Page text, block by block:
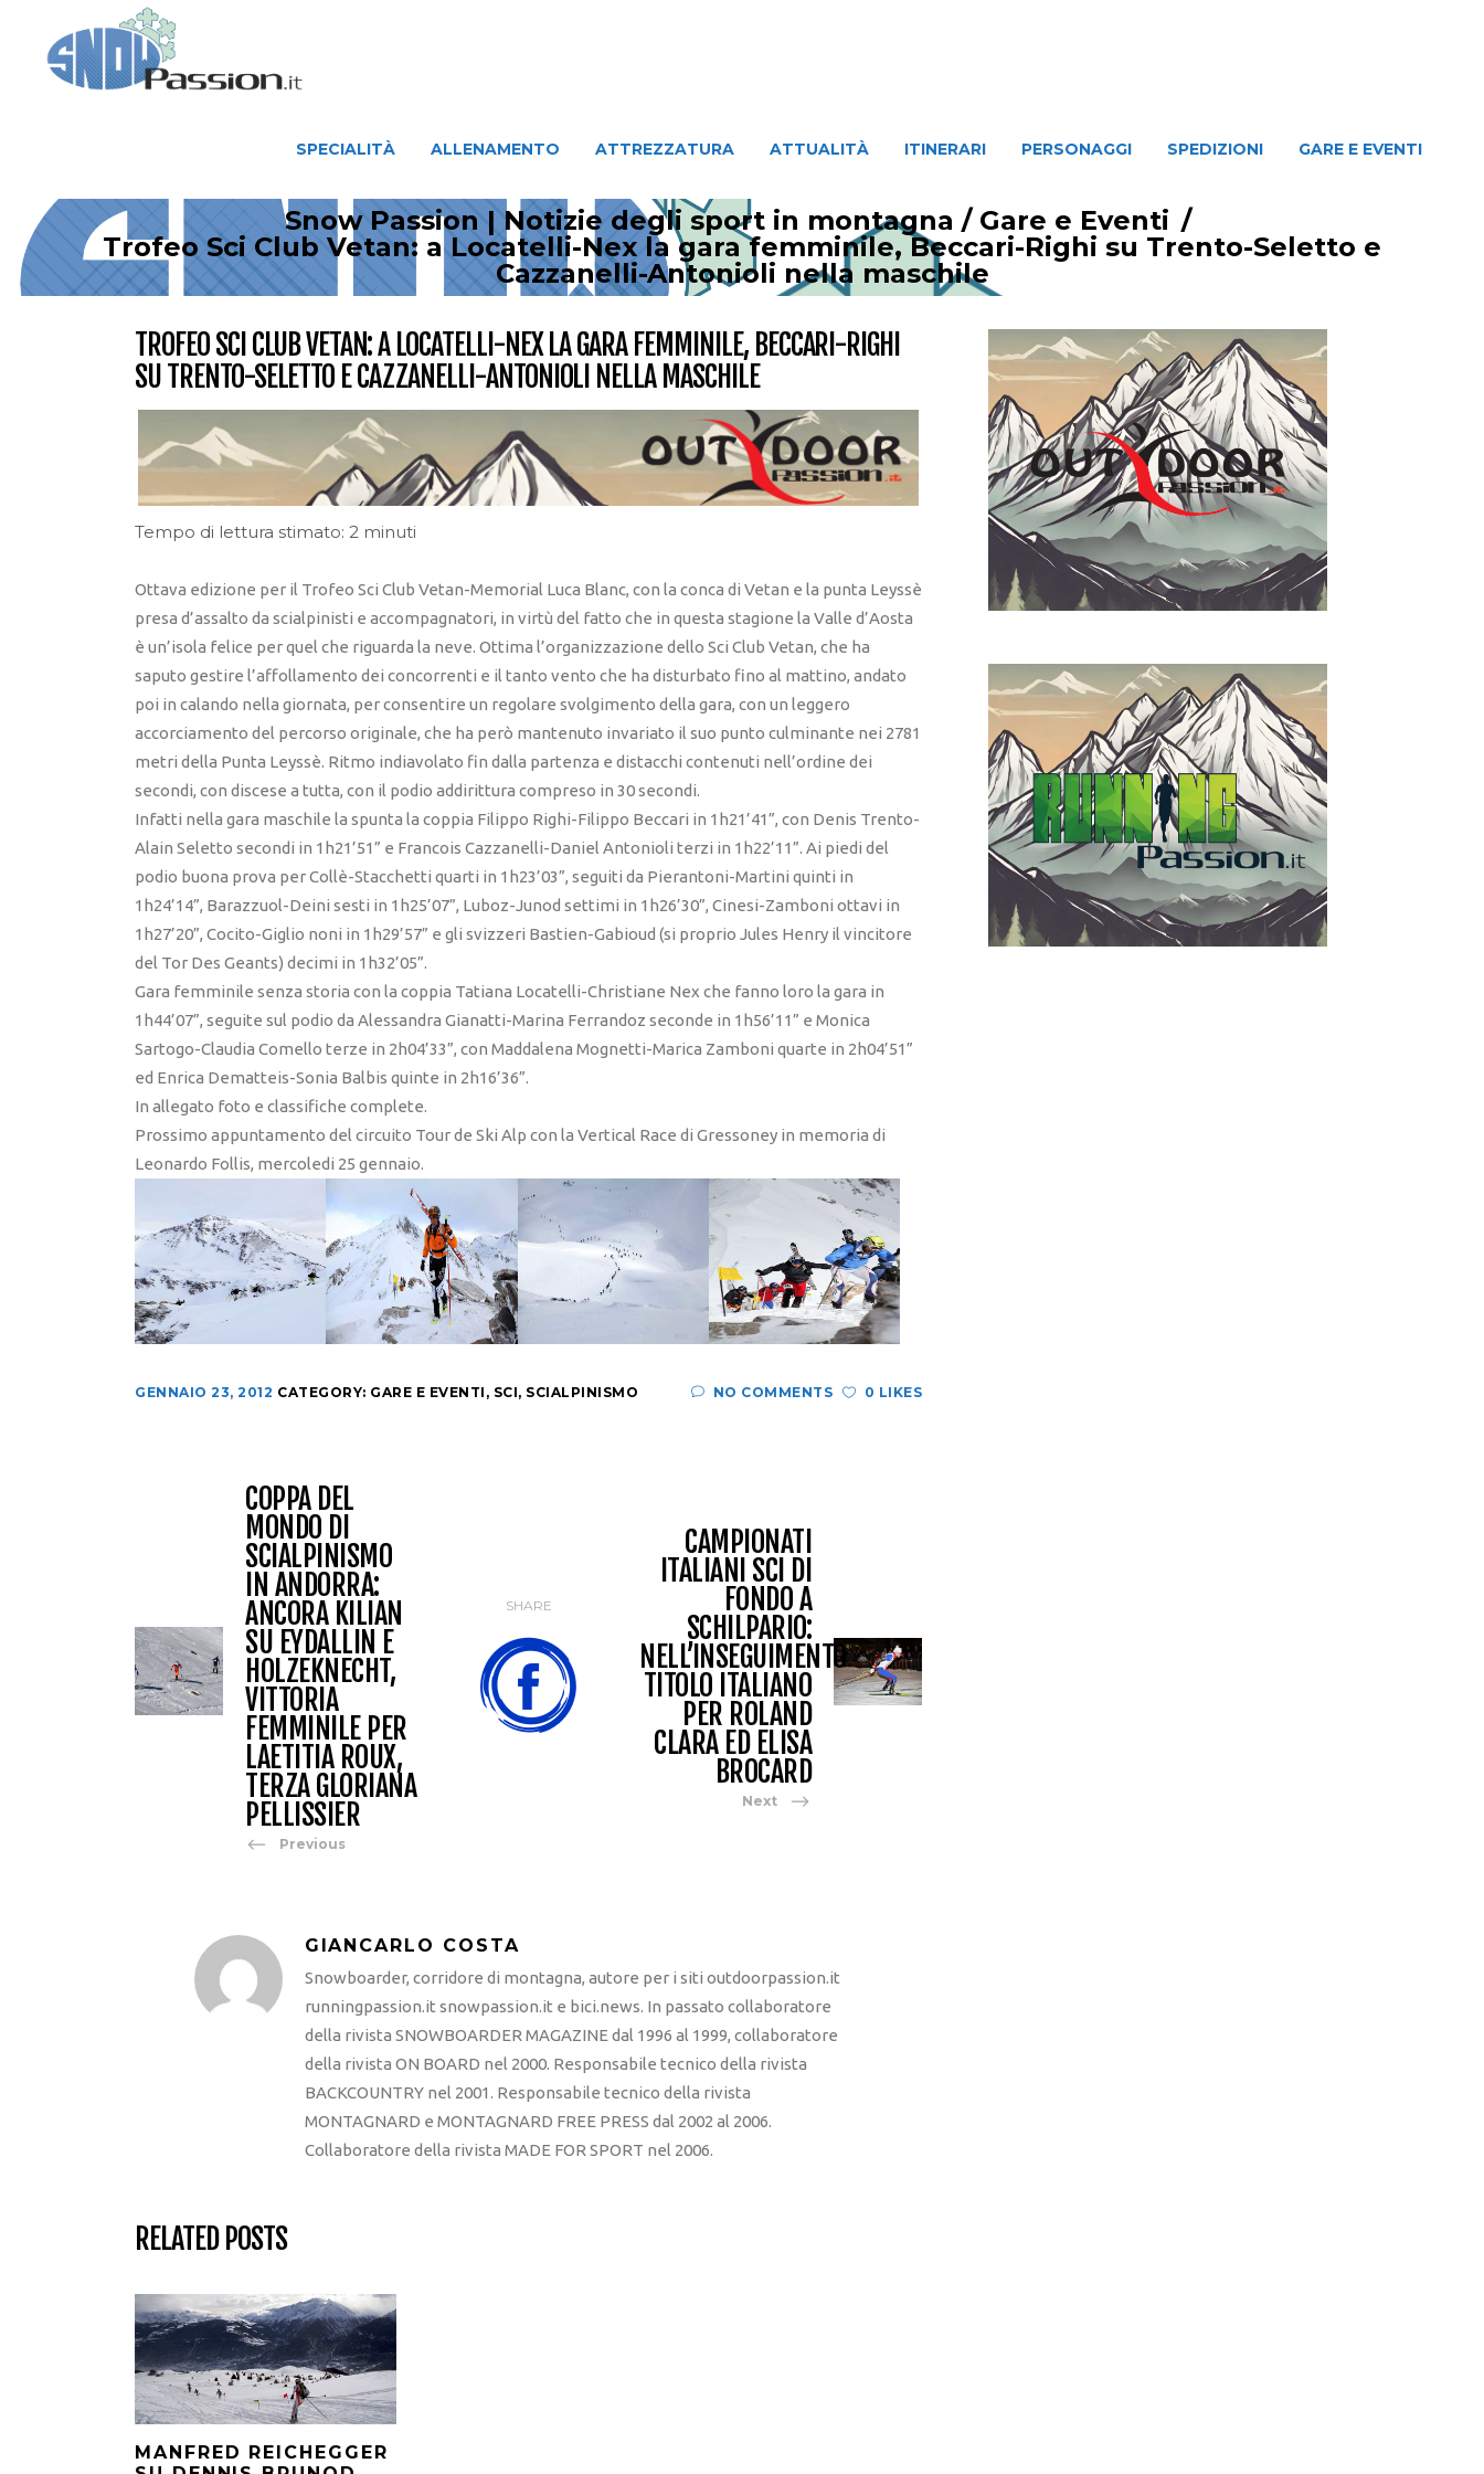
SPECIALITÀ ALLENAMENTO ATTREZZATURA ATTUALITÀ ITINERARI PERSONAGGI SPEDIZIONI GARE E EVENTI
Snow Passion | Notizie degli sport in montagna / Gare e Eventi /
Trofeo Sci Club Vetan: a Locatelli-Nex la gara femminile, Beccari-Righi su Trento-Seletto e
Cazzanelli-Antonioli nella maschile
TROFEO SCI CLUB VETAN: A LOCATELLI-NEX LA GARA FEMMINILE, BECCARI-RIGHI
SU TRENTO-SELETTO E CAZZANELLI-ANTONIOLI NELLA MASCHILE
Tempo di lettura stimato: 2 minuti
Ottava edizione per il Trofeo Sci Club Vetan-Memorial Luca Blanc, con la conca di Vetan e la punta Leyssè
presa d’assalto da scialpinisti e accompagnatori, in virtù del fatto che in questa stagione la Valle d’Aosta
è un’isola felice per quel che riguarda la neve. Ottima l’organizzazione dello Sci Club Vetan, che ha
saputo gestire l’affollamento dei concorrenti e il tanto vento che ha disturbato fino al mattino, andato
poi in calando nella giornata, per consentire un regolare svolgimento della gara, con un leggero
accorciamento del percorso originale, che ha però mantenuto invariato il suo punto culminante nei 2781
metri della Punta Leyssè. Ritmo indiavolato fin dalla partenza e distacchi contenuti nell’ordine dei
secondi, con discese a tutta, con il podio addirittura compreso in 30 secondi.
Infatti nella gara maschile la spunta la coppia Filippo Righi-Filippo Beccari in 1h21’41”, con Denis Trento-
Alain Seletto secondi in 1h21’51” e Francois Cazzanelli-Daniel Antonioli terzi in 1h22’11”. Ai piedi del
podio buona prova per Collè-Stacchetti quarti in 1h23’03”, seguiti da Pierantoni-Martini quinti in
1h24’14”, Barazzuol-Deini sesti in 1h25’07”, Luboz-Junod settimi in 1h26’30”, Cinesi-Zamboni ottavi in
1h27’20”, Cocito-Giglio noni in 1h29’57” e gli svizzeri Bastien-Gabioud (si proprio Jules Henry il vincitore
del Tor Des Geants) decimi in 1h32’05”.
Gara femminile senza storia con la coppia Tatiana Locatelli-Christiane Nex che fanno loro la gara in
1h44’07”, seguite sul podio da Alessandra Gianatti-Marina Ferrandoz seconde in 1h56’11” e Monica
Sartogo-Claudia Comello terze in 2h04’33”, con Maddalena Mognetti-Marica Zamboni quarte in 2h04’51”
ed Enrica Dematteis-Sonia Balbis quinte in 2h16’36”.
In allegato foto e classifiche complete.
Prossimo appuntamento del circuito Tour de Ski Alp con la Vertical Race di Gressoney in memoria di
Leonardo Follis, mercoledi 25 gennaio.
GENNAIO 23, 2012 CATEGORY: GARE E EVENTI , SCI, SCIALPINISMO NO COMMENTS 0 LIKES
COPPA DEL
MONDO DI
SCIALPINISMO
IN ANDORRA:
ANCORA KILIAN
SU EYDALLIN E
HOLZEKNECHT,
VITTORIA
FEMMINILE PER
LAETITIA ROUX,
TERZA GLORIANA
PELLISSIER
Previous
SHARE
CAMPIONATI
ITALIANI SCI DI
FONDO A
SCHILPARIO:
NELL’INSEGUIMENTO
TITOLO ITALIANO
PER ROLAND
CLARA ED ELISA
BROCARD
Next
GIANCARLO COSTA
Snowboarder, corridore di montagna, autore per i siti outdoorpassion.it
runningpassion.it snowpassion.it e bici.news. In passato collaboratore
della rivista SNOWBOARDER MAGAZINE dal 1996 al 1999, collaboratore
della rivista ON BOARD nel 2000. Responsabile tecnico della rivista
BACKCOUNTRY nel 2001. Responsabile tecnico della rivista
MONTAGNARD e MONTAGNARD FREE PRESS dal 2002 al 2006.
Collaboratore della rivista MADE FOR SPORT nel 2006.
RELATED POSTS
MANFRED REICHEGGER